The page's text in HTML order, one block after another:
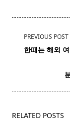
<span
class="nav-
text">Page</
PREVIOUS POST
한때는 해외
RELATED POSTS